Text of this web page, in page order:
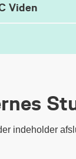
Viden
indeholder